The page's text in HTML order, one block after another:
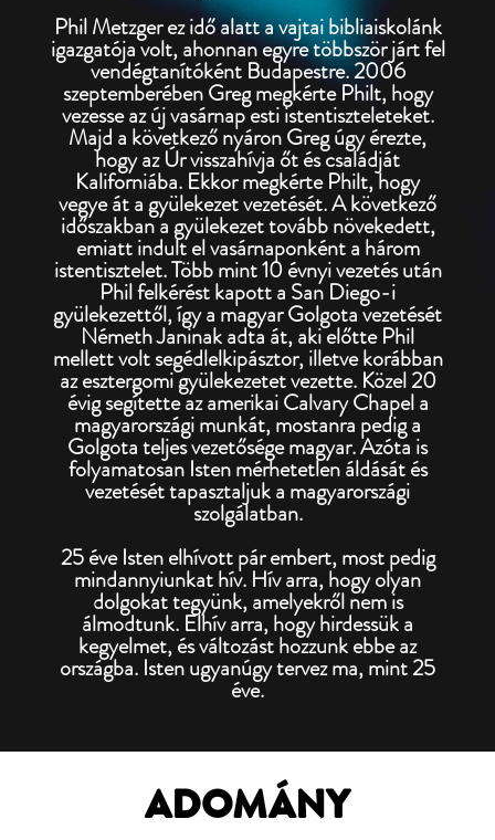
Phil Metzger ez idő alatt a vajtai bibliaiskolánk
igazgatója volt, ahonnan egyre többször járt fel
vendégtanítóként Budapestre. 2006
szeptemberében Greg megkérte Philt, hogy
vezesse az új vasárnap esti istentiszteleteket.
Majd a következő nyáron Greg úgy érezte,
hogy az Úr visszahívja őt és családját
Kaliforniába. Ekkor megkérte Philt, hogy
vegye át a gyülekezet vezetését. A következő
időszakban a gyülekezet tovább növekedett,
emiatt indult el vasárnaponként a három
istentisztelet. Több mint 10 évnyi vezetés után
Phil felkérést kapott a San Diego-i
gyülekezettől, így a magyar Golgota vezetését
Németh Janinak adta át, aki előtte Phil
mellett volt segédlelkipásztor, illetve korábban
az esztergomi gyülekezetet vezette. Közel 20
évig segítette az amerikai Calvary Chapel a
magyarországi munkát, mostanra pedig a
Golgota teljes vezetősége magyar. Azóta is
folyamatosan Isten mérhetetlen áldását és
vezetését tapasztaljuk a magyarországi
szolgálatban.
25 éve Isten elhívott pár embert, most pedig
mindannyiunkat hív. Hív arra, hogy olyan
dolgokat tegyünk, amelyekről nem is
álmodtunk. Elhív arra, hogy hirdessük a
kegyelmet, és változást hozzunk ebbe az
országba. Isten ugyanúgy tervez ma, mint 25
éve.
ADOMÁNY